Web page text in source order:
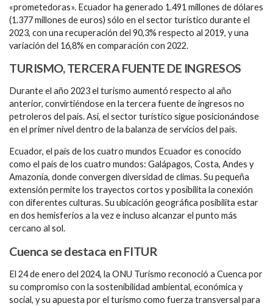
«prometedoras». Ecuador ha generado 1.491 millones de dólares
(1.377 millones de euros) sólo en el sector turístico durante el
2023, con una recuperación del 90,3% respecto al 2019, y una
variación del 16,8% en comparación con 2022.
TURISMO, TERCERA FUENTE DE INGRESOS
Durante el año 2023 el turismo aumentó respecto al año
anterior, convirtiéndose en la tercera fuente de ingresos no
petroleros del país. Así, el sector turístico sigue posicionándose
en el primer nivel dentro de la balanza de servicios del país.
Ecuador, el país de los cuatro mundos Ecuador es conocido
como el país de los cuatro mundos: Galápagos, Costa, Andes y
Amazonía, donde convergen diversidad de climas. Su pequeña
extensión permite los trayectos cortos y posibilita la conexión
con diferentes culturas. Su ubicación geográfica posibilita estar
en dos hemisferios a la vez e incluso alcanzar el punto más
cercano al sol.
Cuenca se destaca en FITUR
El 24 de enero del 2024, la ONU Turismo reconoció a Cuenca por
su compromiso con la sostenibilidad ambiental, económica y
social, y su apuesta por el turismo como fuerza transversal para